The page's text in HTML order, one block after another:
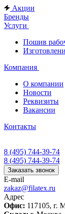
Акции
Бренды
Услуги
Пошив
Компания
О компании
Новости
Реквизиты
Вакансии
Контакты
8 (495) 744-39-74
8 (495) 744-39-74
Заказать звонок
E-mail
zakaz@filatex.ru
Адрес
Офис: 117105, г.